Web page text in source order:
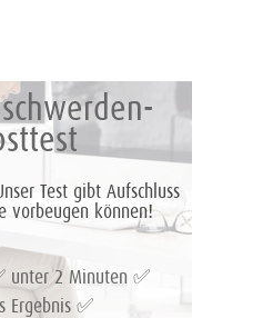
Test gibt Aufschluss
vorbeugen können!
unter 2 Minuten ✅
Ergebnis ✅